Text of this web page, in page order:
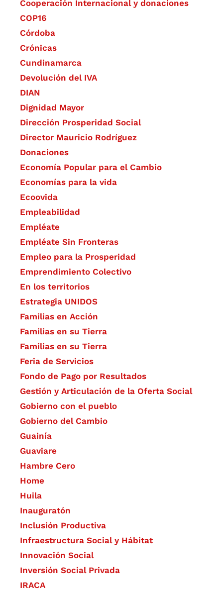
Cooperación Internacional y donaciones
COP16
Córdoba
Crónicas
Cundinamarca
Devolución del IVA
DIAN
Dignidad Mayor
Dirección Prosperidad Social
Director Mauricio Rodríguez
Donaciones
Economía Popular para el Cambio
Economías para la vida
Ecoovida
Empleabilidad
Empléate
Empléate Sin Fronteras
Empleo para la Prosperidad
Emprendimiento Colectivo
En los territorios
Estrategia UNIDOS
Familias en Acción
Familias en su Tierra
Familias en su Tierra
Feria de Servicios
Fondo de Pago por Resultados
Gestión y Articulación de la Oferta Social
Gobierno con el pueblo
Gobierno del Cambio
Guainía
Guaviare
Hambre Cero
Home
Huila
Inauguratón
Inclusión Productiva
Infraestructura Social y Hábitat
​Innovación Social
Inversión Social Privada
IRACA